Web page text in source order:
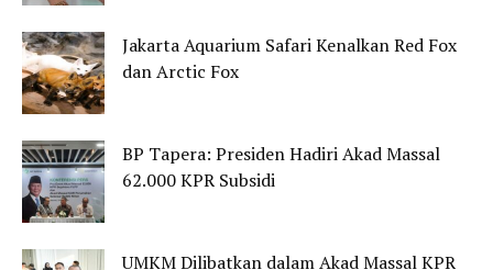
Jakarta Aquarium Safari Kenalkan Red Fox
dan Arctic Fox
BP Tapera: Presiden Hadiri Akad Massal
62.000 KPR Subsidi
UMKM Dilibatkan dalam Akad Massal KPR